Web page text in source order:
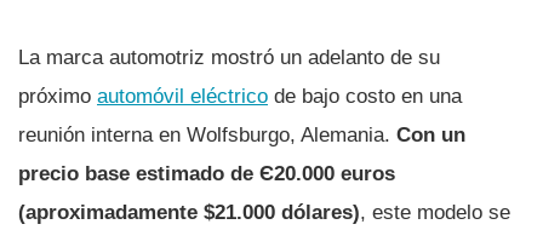
La marca automotriz mostró un adelanto de su
próximo automóvil eléctrico de bajo costo en una
reunión interna en Wolfsburgo, Alemania. Con un
precio base estimado de Є20.000 euros
(aproximadamente $21.000 dólares), este modelo se